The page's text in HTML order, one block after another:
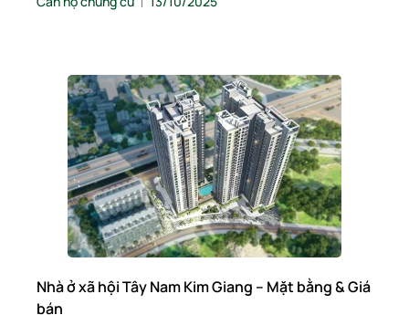
Nhà ở xã hội Tây Nam Kim Giang – Mặt bằng & Giá
bán